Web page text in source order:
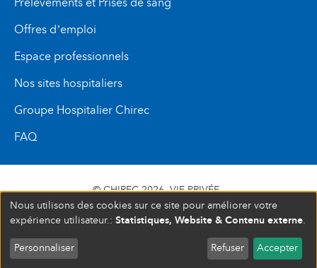
Prélèvements et Prises de sang
Offres d’emploi
Espace professionnels
Nos sites hospitaliers
Groupe Hospitalier Chirec
FAQ
© CHIREC 2026 VIE PRIVÉE
SIÈGE SOCIAL BOULEVARD DU TRIOMPHE 201 1160
BRUXELLES N° D’ENTREPRISE : 472 937 059
Nous utilisons des cookies sur ce site pour améliorer votre
expérience utilisateur.: Statistiques, Website & Contenu externe.
Personnaliser Refuser Accepter